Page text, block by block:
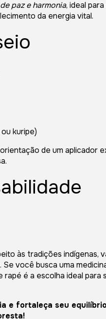
paz e harmonia, ideal
da energia vital.
kuripe)
de um aplicador
às tradições indígenas,
você busca uma
é a escolha ideal para
e fortaleça seu